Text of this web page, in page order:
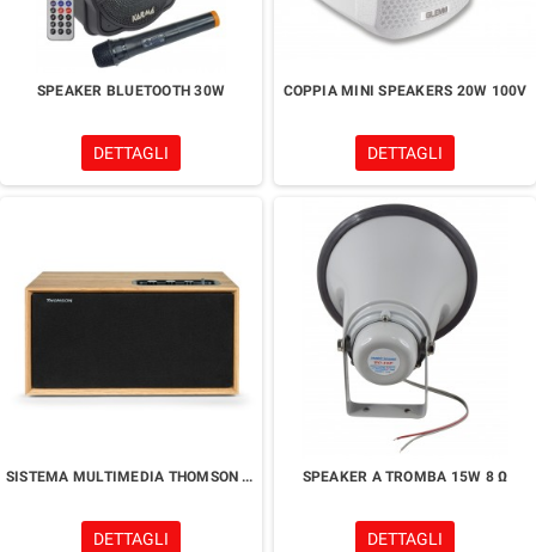
SPEAKER BLUETOOTH 30W
DETTAGLI
COPPIA MINI SPEAKERS 20W 100V
DETTAGLI
SISTEMA MULTIMEDIA THOMSON WS502
DETTAGLI
SPEAKER A TROMBA 15W 8 Ω
DETTAGLI